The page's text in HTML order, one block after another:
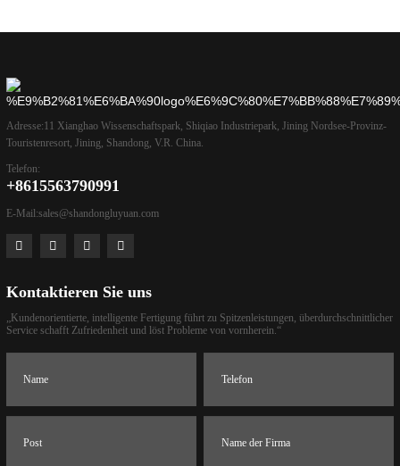
Adresse:11 Xianghao Wissenschaftspark, Shiqiao Industriepark, Jining Nordsee-Provinz-
Touristenresort, Jining, Shandong, V.R. China.
Telefon:
+8615563790991
E-Mail:sales@shandongluyuan.com
Kontaktieren Sie uns
„Kundenorientierte, intelligente Fertigung führt zu Spitzenleistungen, überdurchschnittlicher
Service schafft Zufriedenheit und löst Probleme von vornherein.“